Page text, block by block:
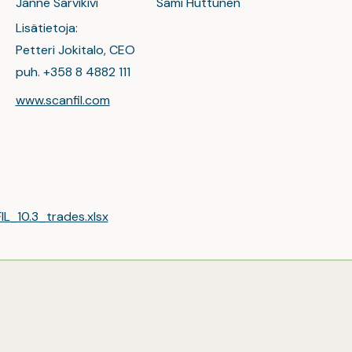
Lisätietoja:
Petteri Jokitalo, CEO
puh. +358 8 4882 111
www.scanfil.com